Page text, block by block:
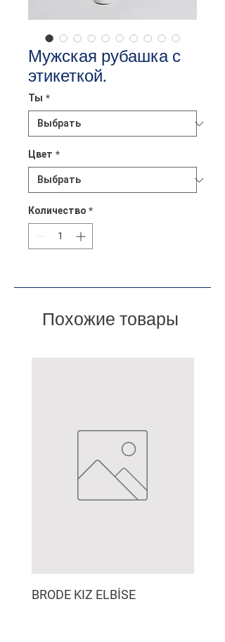
Мужская рубашка с
этикеткой.
Ты *
Цвет *
Количество *
Похожие товары
BRODE KIZ ELBİSE